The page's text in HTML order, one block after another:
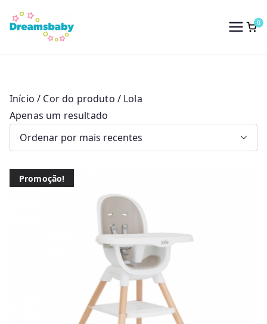
para
conteúdo
Dreams Baby
0
Início / Cor do produto / Lola
Apenas um resultado
Promoção!